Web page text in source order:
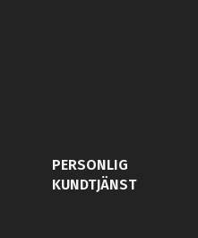
PERSONLIG
KUNDTJÄNST